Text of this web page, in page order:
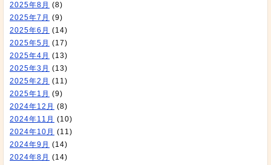
2025年8月 (8)
2025年7月 (9)
2025年6月 (14)
2025年5月 (17)
2025年4月 (13)
2025年3月 (13)
2025年2月 (11)
2025年1月 (9)
2024年12月 (8)
2024年11月 (10)
2024年10月 (11)
2024年9月 (14)
2024年8月 (14)